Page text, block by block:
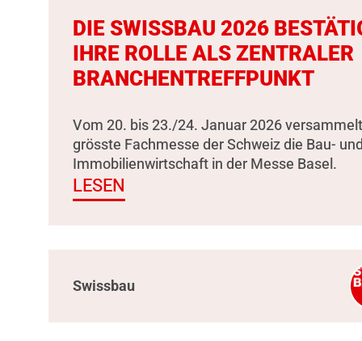
DIE SWISSBAU 2026
IHRE ROLLE ALS ZENTRALER
BRANCHENTREFFPUNKT
Vom 20. bis 23./24. Januar 2026
grösste Fachmesse der Schweiz die Bau-
Immobilienwirtschaft in der Messe Basel.
LESEN
Swissbau